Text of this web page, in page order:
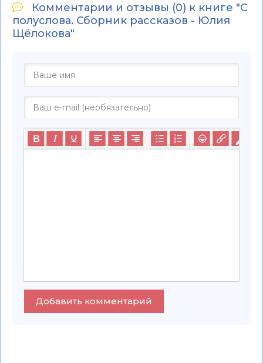
Комментарии и отзывы (0) к книге "С
полуслова. Сборник рассказов - Юлия
Щёлокова"
Добавить комментарий